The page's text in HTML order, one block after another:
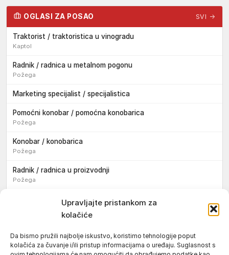
Upravljajte pristankom za
kolačiće
Da bismo pružili najbolje iskustvo, koristimo tehnologije poput
kolačića za čuvanje i/ili pristup informacijama o uređaju. Suglasnost s
OGLASI ZA POSAO SVI →
Traktorist / traktoristica u vinogradu
Kaptol
Radnik / radnica u metalnom pogonu
Požega
Marketing specijalist / specijalistica
Pomoćni konobar / pomoćna konobarica
Požega
Konobar / konobarica
Požega
Radnik / radnica u proizvodnji
Požega
Sezonski pomoćni radnik / sezonska pomoćna radnica
Pomoćni pekar / pomoćna pekarica
Pekar / pekarica